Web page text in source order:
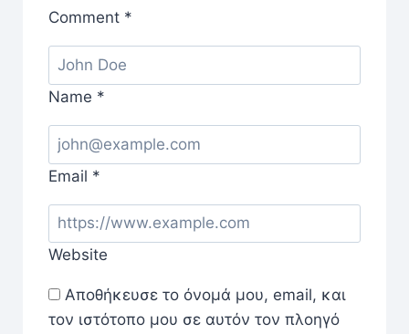
Comment *
Name *
Email *
Website
Αποθήκευσε το όνομά μου, email, και
τον ιστότοπο μου σε αυτόν τον πλοηγό